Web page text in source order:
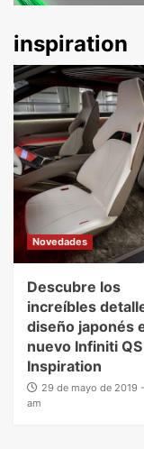
inspiration
Novedades
Descubre los
increíbles
diseño japonés
nuevo Infiniti QS
Inspiration
29 de mayo de 2019
am